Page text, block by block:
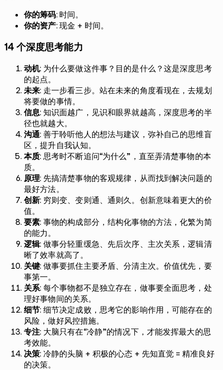
你的筹码: 时间。
你的资产: 现金 + 时间。
14 个深度思考能力
动机: 为什么要做这件事？目的是什么？这是深度思考
的起点。
未来: 走一步看三步。站在未来的角度看现在，去规划
将要做的事情。
信息: 知识面越广，见识和眼界就越高，深度思考的半
径也就越大。
沟通: 善于聆听他人的想法与建议，弥补自己的思维盲
区，提升自我认知。
本质: 思考时不断追问“为什么”，直至弄清楚事物的本
质。
原理: 先搞清楚事物的客观规律，从而找到解决问题的
最好方法。
创新: 穷则变、变则通、通则久。创新意味着更大的价
值。
要素: 事物的构成部分，结构化事物的方法，化繁为简
的能力。
逻辑: 做事分轻重缓急、先后次序、主次关系，逻辑清
晰了效率就高了。
关键: 做事要抓住主要矛盾、分清主次。价值优先，要
事第一。
关系: 每个事物都不是独立存在，做事要全面思考，处
理好事物间的关系。
细节: 细节决定成败，思考它的影响作用，可能存在的
风险，做好风控措施。
专注: 大脑只有在“冷静”的情况下，才能发挥最大的思
考效能。
决策: 冷静的头脑 + 积极的心态 + 先知直觉 = 精准良好
的决策。